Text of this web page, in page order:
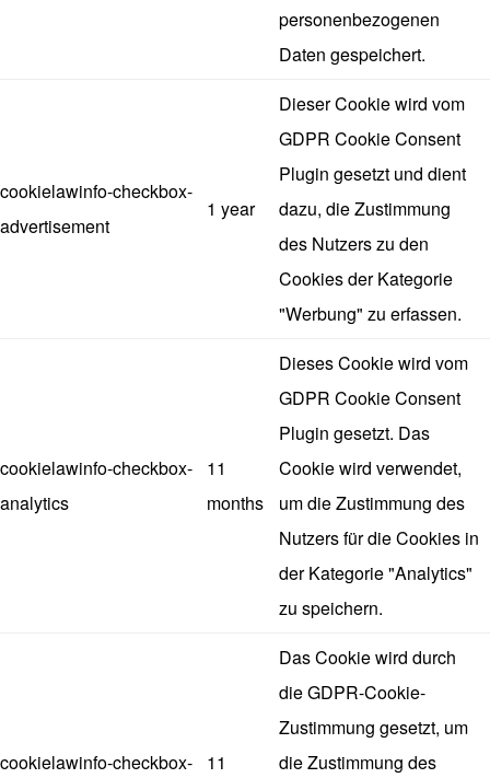
personenbezogenen
Daten gespeichert.
cookielawinfo-checkbox-
advertisement
1 year
Dieser Cookie wird vom
GDPR Cookie Consent
Plugin gesetzt und dient
dazu, die Zustimmung
des Nutzers zu den
Cookies der Kategorie
"Werbung" zu erfassen.
cookielawinfo-checkbox-
analytics
11
months
Dieses Cookie wird vom
GDPR Cookie Consent
Plugin gesetzt. Das
Cookie wird verwendet,
um die Zustimmung des
Nutzers für die Cookies in
der Kategorie "Analytics"
zu speichern.
cookielawinfo-checkbox-
11
Das Cookie wird durch
die GDPR-Cookie-
Zustimmung gesetzt, um
die Zustimmung des